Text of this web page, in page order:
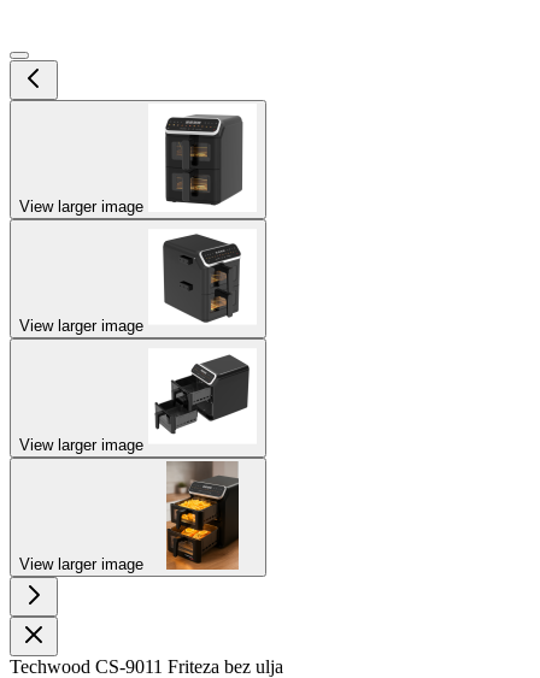
View larger image
View larger image
View larger image
View larger image
Techwood CS-9011 Friteza bez ulja